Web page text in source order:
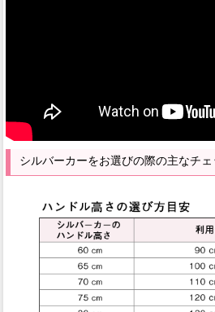
シルバーカーをお選びの際の主なチェ